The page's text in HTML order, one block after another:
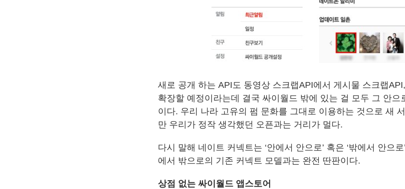
새로 공개 하는 API도 동영상 스크랩API에서 게시물 스크랩
확장할 예정이라는데 결국 싸이월드 밖에 있는 걸 모두 그 안으
이다. 우리 나라 고유의 펌 문화를 그대로 이용하는 것으로 새
만 우리가 정작 생각했던 오픈과는 거리가 멀다.
다시 말해 네이트 커넥트는 ‘안에서 안으로’ 혹은 ‘밖에서 안으
에서 밖으로의 기존 커넥트 모델과는 완전 딴판이다.
상점 없는 싸이월드 앱스토어